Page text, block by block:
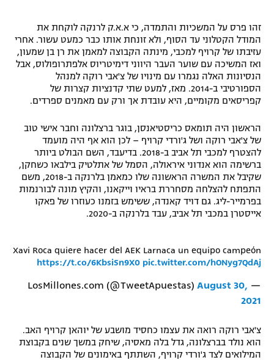
זהו פרס על המשכיות והתמדה, כי א.א.ק לרנקה לוקחת את
המודל הקטלוני עד הסוף, ולא זונחת אותו כבר כמעט עשור. אחרי
עזיבתו של קרויף למכבי, מינתה הקבוצה למאמן את רן בן שמעון,
ואז המשיכה עם שוער העבר היווני דימיטריוס אלפתרופולוס, אבל
הנסיונות האלה נגמרו עם מינויו של צ'אבי רוקה למנהל
הספורטיבי ב-2014. מאז, למעט שתי קדנציות קצרות של
קפריסאים מקומיים, היא עובדת אך ורק עם מאמנים ספרדים.
הראשון היה תומאס כריסטיאנסן, בוגר ברצלונה וחבר אישי טוב
של צ'אבי רוקה ושל ג'ורדי קרויף – לכן הוא אף היה מועמד
להצטרף למכבי תל אביב ב-2018. בדיעבד, השם הבולט ביותר
ברשימה הוא אנדוני איראולה, הסמל של אתלטיק בילבאו כשחקן,
שקיבל את המשרה הראשונה שלו כמאמן בלרנקה ב-2018, משם
התפתח להצלחה מסחררת בראיו וייקאנו, והקיץ מונה לבורנמות
בפרמייר-ליג. גם דויד קאנדה, ששימש בזמנו כעוזרו של פאקו
אייסטרן במכבי תל אביב, עבד בלרנקה ב-2020.
Xavi Roca quiere hacer del AEK Larnaca un equipo campeón
https://t.co/6KbsiSn9X0 pic.twitter.com/hONyg7QdAj
— LosMillones.com (@TweetApuestas)
August 30,
2021
צ'אבי רוקה רואה את עצמו כחסיד מושבע של יוהאן קרויף האב.
הוא נולד בברצלונה, גדל בלה מאסיה, שיחק במשך שנים בקבוצת
המילואים לצד ג'ורדי קרויף, השתתף באימונים של הקבוצה